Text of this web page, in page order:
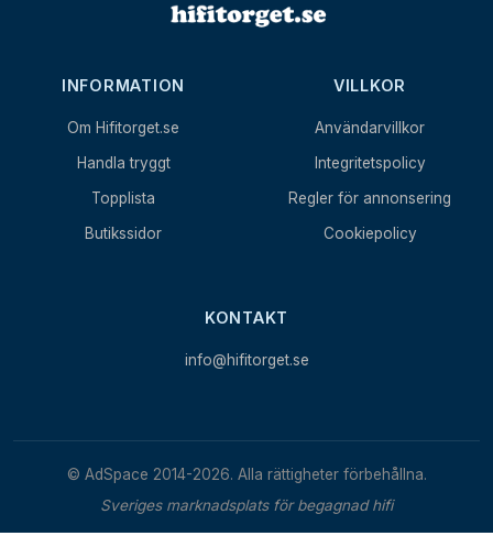
INFORMATION
Om Hifitorget.se
Handla tryggt
Topplista
Butikssidor
VILLKOR
Användarvillkor
Integritetspolicy
Regler för annonsering
Cookiepolicy
KONTAKT
info@hifitorget.se
© AdSpace 2014-2026. Alla rättigheter förbehållna.
Sveriges marknadsplats för begagnad hifi